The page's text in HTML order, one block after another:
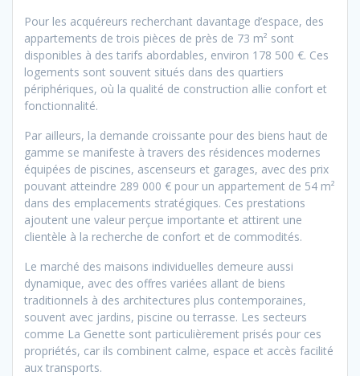
Pour les acquéreurs recherchant davantage d’espace, des
appartements de trois pièces de près de 73 m² sont
disponibles à des tarifs abordables, environ 178 500 €. Ces
logements sont souvent situés dans des quartiers
périphériques, où la qualité de construction allie confort et
fonctionnalité.
Par ailleurs, la demande croissante pour des biens haut de
gamme se manifeste à travers des résidences modernes
équipées de piscines, ascenseurs et garages, avec des prix
pouvant atteindre 289 000 € pour un appartement de 54 m²
dans des emplacements stratégiques. Ces prestations
ajoutent une valeur perçue importante et attirent une
clientèle à la recherche de confort et de commodités.
Le marché des maisons individuelles demeure aussi
dynamique, avec des offres variées allant de biens
traditionnels à des architectures plus contemporaines,
souvent avec jardins, piscine ou terrasse. Les secteurs
comme La Genette sont particulièrement prisés pour ces
propriétés, car ils combinent calme, espace et accès facilité
aux transports.